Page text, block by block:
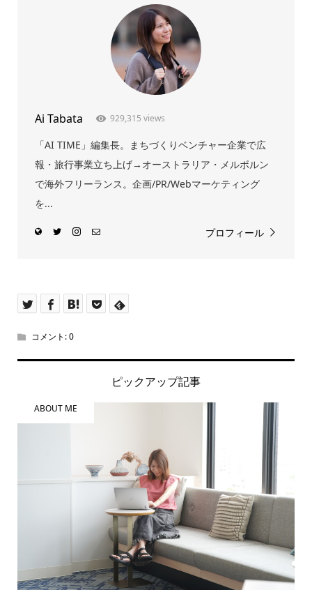
Ai Tabata 929,315 views
「AI TIME」編集長。まちづくりベンチャー企業で広
報・旅行事業立ち上げ→オーストラリア・メルボルン
で海外フリーランス。企画/PR/Webマーケティング
を...
プロフィール
コメント:0
ピックアップ記事
ABOUT ME